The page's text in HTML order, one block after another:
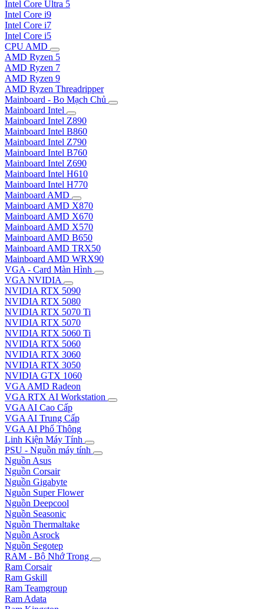
Intel Core Ultra 5
Intel Core i9
Intel Core i7
Intel Core i5
CPU AMD
AMD Ryzen 5
AMD Ryzen 7
AMD Ryzen 9
AMD Ryzen Threadripper
Mainboard - Bo Mạch Chủ
Mainboard Intel
Mainboard Intel Z890
Mainboard Intel B860
Mainboard Intel Z790
Mainboard Intel B760
Mainboard Intel Z690
Mainboard Intel H610
Mainboard Intel H770
Mainboard AMD
Mainboard AMD X870
Mainboard AMD X670
Mainboard AMD X570
Mainboard AMD B650
Mainboard AMD TRX50
Mainboard AMD WRX90
VGA - Card Màn Hình
VGA NVIDIA
NVIDIA RTX 5090
NVIDIA RTX 5080
NVIDIA RTX 5070 Ti
NVIDIA RTX 5070
NVIDIA RTX 5060 Ti
NVIDIA RTX 5060
NVIDIA RTX 3060
NVIDIA RTX 3050
NVIDIA GTX 1060
VGA AMD Radeon
VGA RTX AI Workstation
VGA AI Cao Cấp
VGA AI Trung Cấp
VGA AI Phổ Thông
Linh Kiện Máy Tính
PSU - Nguồn máy tính
Nguồn Asus
Nguồn Corsair
Nguồn Gigabyte
Nguồn Super Flower
Nguồn Deepcool
Nguồn Seasonic
Nguồn Thermaltake
Nguồn Asrock
Nguồn Segotep
RAM - Bộ Nhớ Trong
Ram Corsair
Ram Gskill
Ram Teamgroup
Ram Adata